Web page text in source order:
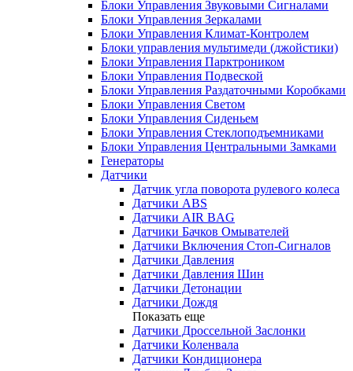
Блоки Управления Звуковыми Сигналами
Блоки Управления Зеркалами
Блоки Управления Климат-Контролем
Блоки управления мультимеди (джойстики)
Блоки Управления Парктроником
Блоки Управления Подвеской
Блоки Управления Раздаточными Коробками
Блоки Управления Светом
Блоки Управления Сиденьем
Блоки Управления Стеклоподъемниками
Блоки Управления Центральными Замками
Генераторы
Датчики
Датчик угла поворота рулевого колеса
Датчики ABS
Датчики AIR BAG
Датчики Бачков Омывателей
Датчики Включения Стоп-Сигналов
Датчики Давления
Датчики Давления Шин
Датчики Детонации
Датчики Дождя
Показать еще
Датчики Дроссельной Заслонки
Датчики Коленвала
Датчики Кондиционера